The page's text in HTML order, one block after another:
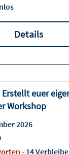
Details
euer
Workshop
2026
- 14